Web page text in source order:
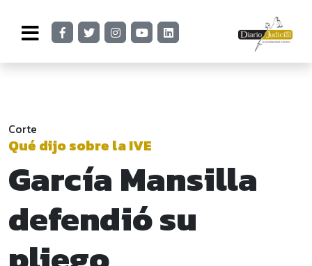
Corte
Qué dijo sobre la IVE
García Mansilla
defendió su